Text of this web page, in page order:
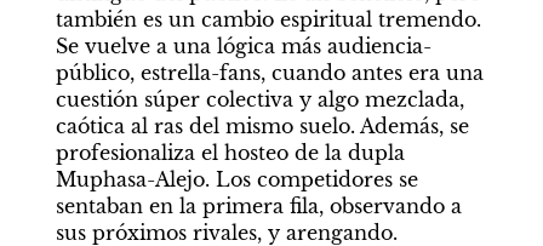
también es un cambio espiritual tremendo.
Se vuelve a una lógica más audiencia-
público, estrella-fans, cuando antes era una
cuestión súper colectiva y algo mezclada,
caótica al ras del mismo suelo. Además, se
profesionaliza el hosteo de la dupla
Muphasa-Alejo. Los competidores se
sentaban en la primera fila, observando a
sus próximos rivales, y arengando.